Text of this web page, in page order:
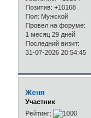
Позитив: +10168
Пол: Мужской
Провел на форуме:
1 месяц 29 дней
Последний визит:
31-07-2026 20:54:45
Женя
Участник
Рейтинг: